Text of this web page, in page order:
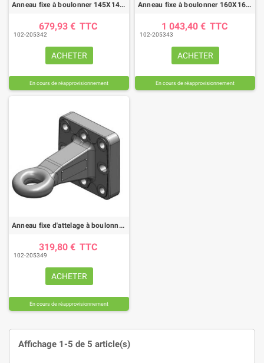
Anneau fixe à boulonner 145X145 Ø40 SCHARMULLER
679,93 € TTC
102-205342
ACHETER
En cours de réapprovisionnement
Anneau fixe à boulonner 160X160 Ø51 SCHARMULLER
1 043,40 € TTC
102-205343
ACHETER
En cours de réapprovisionnement
Anneau fixe d'attelage à boulonner 145X145/160 8 trous
319,80 € TTC
102-205349
ACHETER
En cours de réapprovisionnement
Affichage 1-5 de 5 article(s)